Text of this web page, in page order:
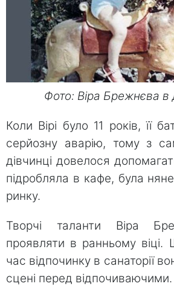
Фото: Віра Брежнєва в
Коли Вірі було 11 років, її
серйозну аварію, тому з
дівчинці довелося
підробляла в кафе, була
ринку.
Творчі таланти Віра
проявляти в ранньому
час відпочинку в санаторії
сцені перед відпочиваючими.